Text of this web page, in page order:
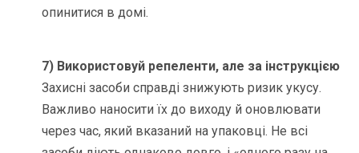
опинитися в домі.
7) Використовуй репеленти, але за інструкцією
Захисні засоби справді знижують ризик укусу.
Важливо наносити їх до виходу й оновлювати
через час, який вказаний на упаковці. Не всі